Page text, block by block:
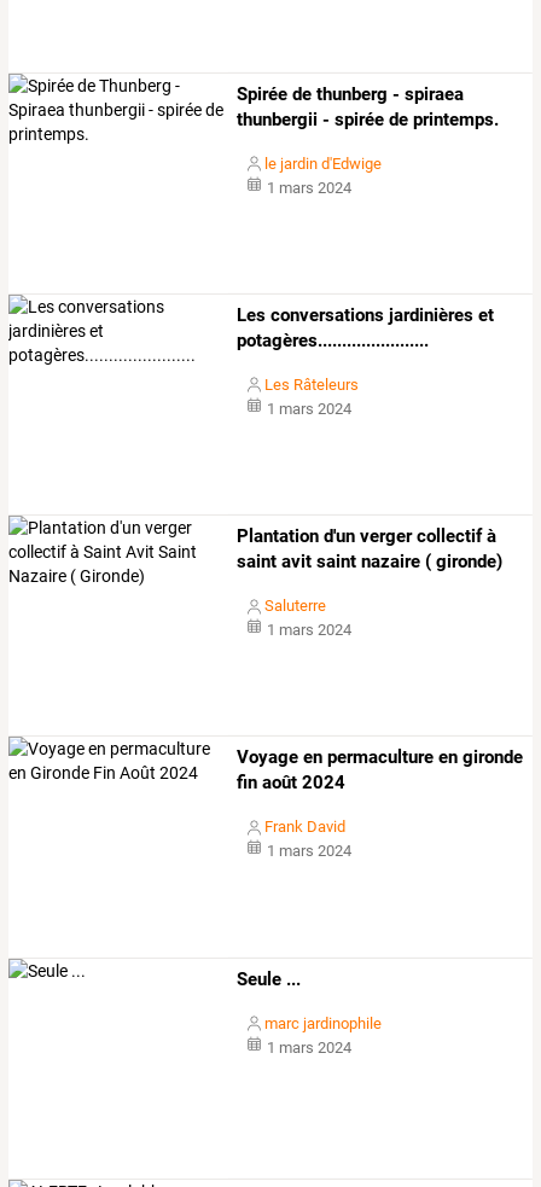
Spirée de thunberg - spiraea
thunbergii - spirée de printemps.
le jardin d'Edwige
1 mars 2024
Les conversations jardinières et
potagères.......................
Les Râteleurs
1 mars 2024
Plantation d'un verger collectif à
saint avit saint nazaire ( gironde)
Saluterre
1 mars 2024
Voyage en permaculture en gironde
fin août 2024
Frank David
1 mars 2024
Seule ...
marc jardinophile
1 mars 2024